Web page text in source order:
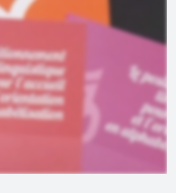
Comprendre et parler
Bienvenue en Belgique
un lieu d’alphabétisation